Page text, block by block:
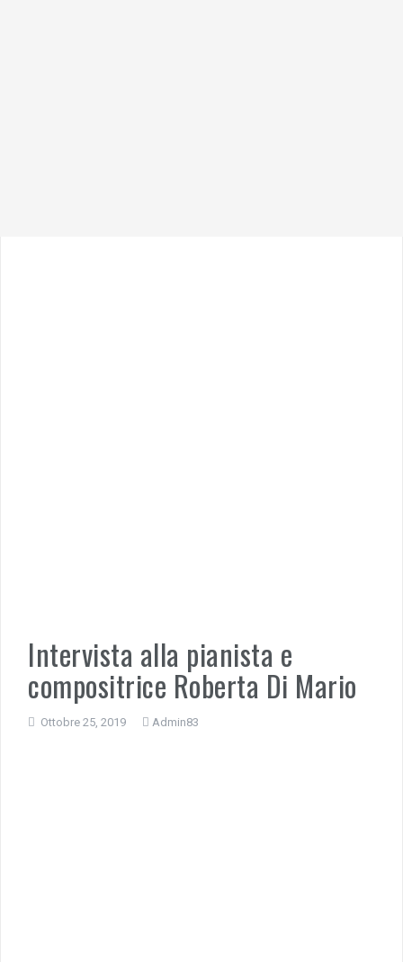
Intervista alla pianista e
compositrice Roberta Di Mario
Ottobre 25, 2019 Admin83